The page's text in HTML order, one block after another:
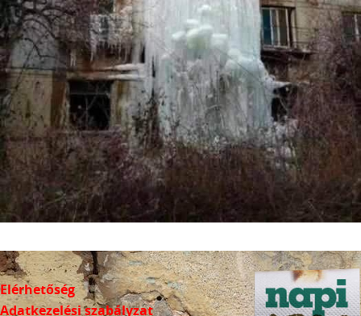
Elérhetőség
Adatkezelési szabályzat